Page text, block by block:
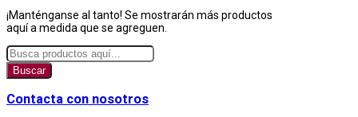
¡Manténganse al tanto! Se mostrarán más productos
aquí a medida que se agreguen.
Buscar
Contacta con nosotros